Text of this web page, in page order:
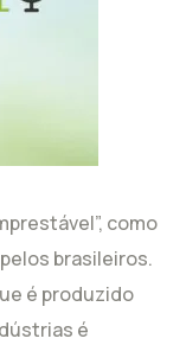
como
brasileiros.
é produzido
é